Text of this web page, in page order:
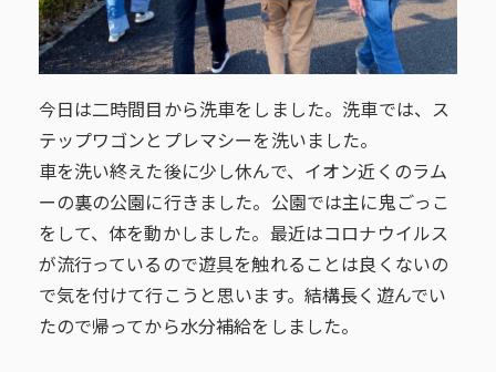
今日は二時間目から洗車をしました。洗車では、ス
テップワゴンとプレマシーを洗いました。
車を洗い終えた後に少し休んで、イオン近くのラム
ーの裏の公園に行きました。公園では主に鬼ごっこ
をして、体を動かしました。最近はコロナウイルス
が流行っているので遊具を触れることは良くないの
で気を付けて行こうと思います。結構長く遊んでい
たので帰ってから水分補給をしました。